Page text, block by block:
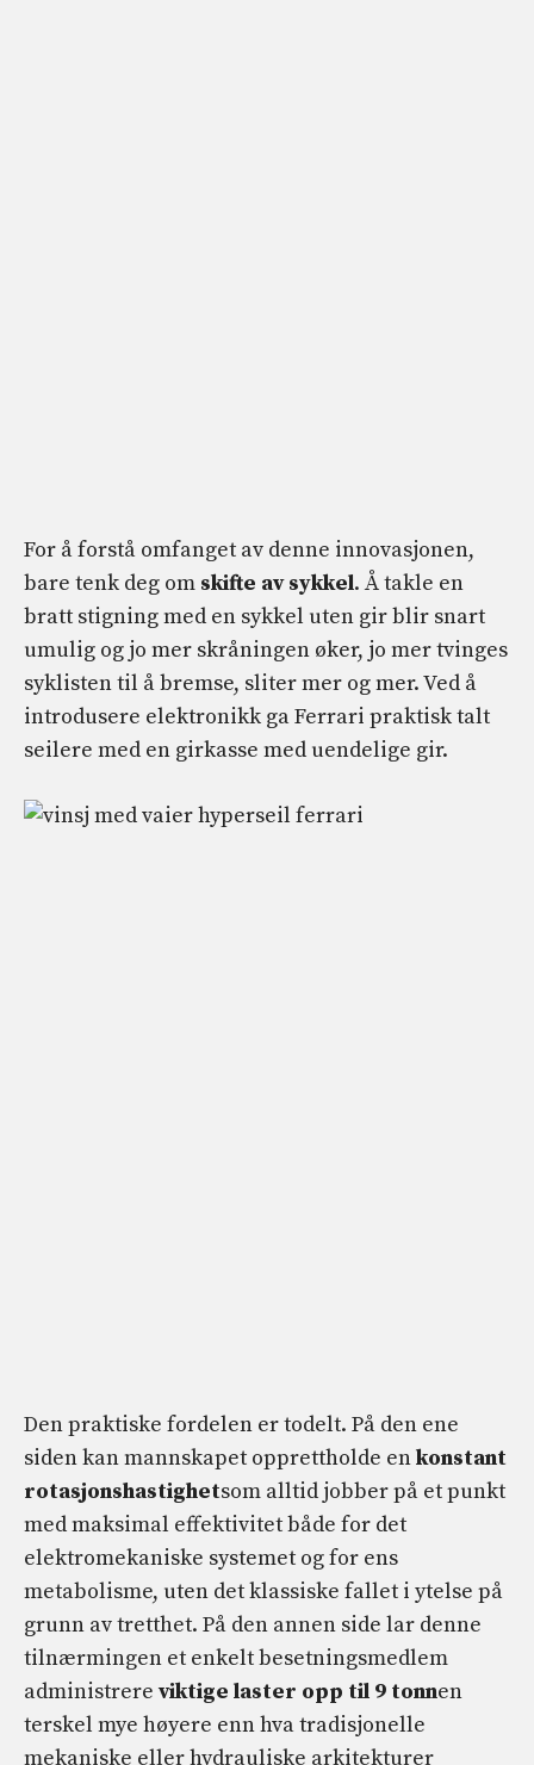
For å forstå omfanget av denne innovasjonen,
bare tenk deg om skifte av sykkel. Å takle en
bratt stigning med en sykkel uten gir blir snart
umulig og jo mer skråningen øker, jo mer tvinges
syklisten til å bremse, sliter mer og mer. Ved å
introdusere elektronikk ga Ferrari praktisk talt
seilere med en girkasse med uendelige gir.
Den praktiske fordelen er todelt. På den ene
siden kan mannskapet opprettholde enkonstant
rotasjonshastighetsom alltid jobber på et punkt
med maksimal effektivitet både for det
elektromekaniske systemet og for ens
metabolisme, uten det klassiske fallet i ytelse på
grunn av tretthet. På den annen side lar denne
tilnærmingen et enkelt besetningsmedlem
administrere viktige laster opp til 9 tonnen
terskel mye høyere enn hva tradisjonelle
mekaniske eller hydrauliske arkitekturer